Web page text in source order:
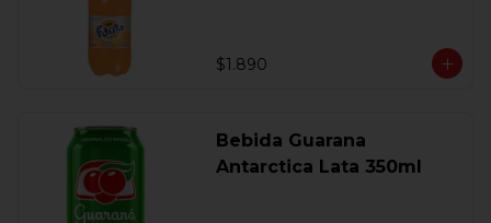
$1.890
Bebida Guarana
Antarctica Lata 350ml